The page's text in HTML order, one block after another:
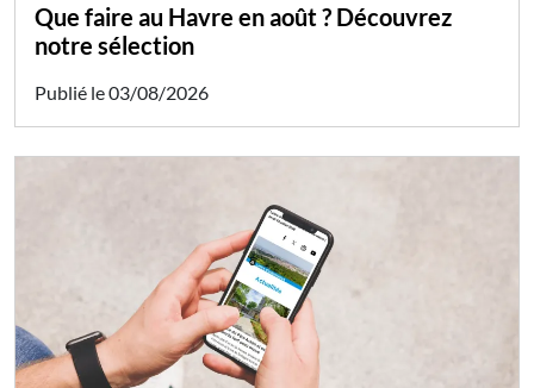
Que faire au Havre en août ? Découvrez
notre sélection
Publié le 03/08/2026